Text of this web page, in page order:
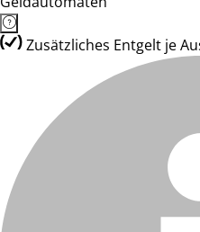
Zusätzliches Entgelt je